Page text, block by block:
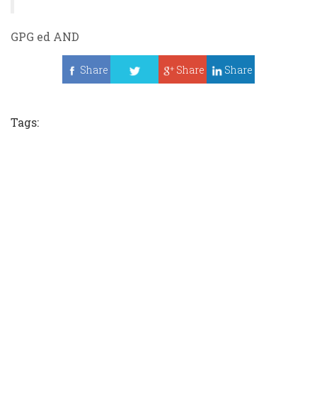
GPG ed AND
Share
Share Share
Tags: